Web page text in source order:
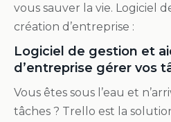
vous sauver la vie. Logiciel
création d’entreprise :
Logiciel de gestion et
d’entreprise gérer vos
Vous êtes sous l’eau et
tâches ? Trello est la